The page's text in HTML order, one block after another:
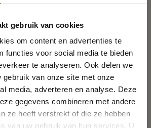
gebruik van cookies
om content en advertenties te
functies voor social media te bieden
te analyseren. Ook delen we
gebruik van onze site met onze
media, adverteren en analyse. Deze
gegevens combineren met andere
ze heeft verstrekt of die ze hebben
van uw gebruik van hun services. U
m 23 augustuszijn wij gesloten in
augustus staan wij weer voor u